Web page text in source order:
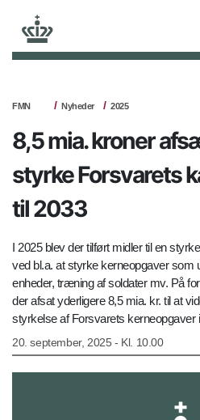
FMN Nyheder 2025
8,5 mia. kroner
styrke Forsvarets
til 2033
I 2025 blev der tilført midler til en
ved bl.a. at styrke kerneopgaver som
enheder, træning af soldater mv. På
der afsat yderligere 8,5 mia. kr. til at
styrkelse af Forsvarets kerneopgaver
20. september, 2025 - Kl. 10.00